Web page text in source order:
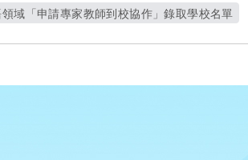
域「申請專家教師到校協作」錄取學校名單